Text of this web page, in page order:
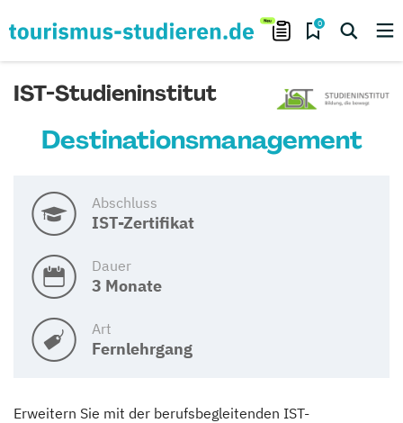
0
IST-Studieninstitut
Destinationsmanagement
Abschluss
IST-Zertifikat
Dauer
3 Monate
Art
Fernlehrgang
Erweitern Sie mit der berufsbegleitenden IST-